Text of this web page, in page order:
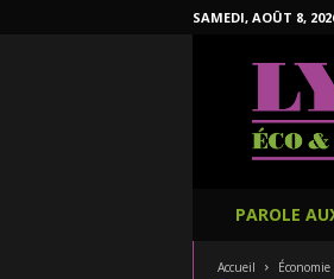
SAMEDI, AOÛT 8,
PAROLE
Accueil Économie